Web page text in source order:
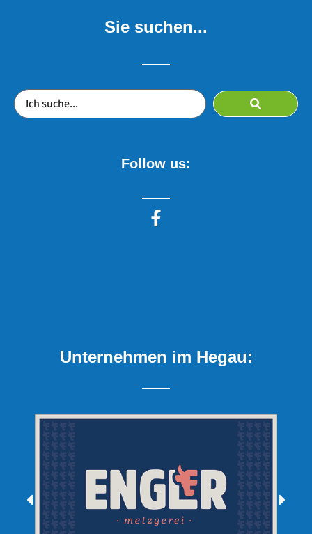
Sie suchen...
Follow us:
Unternehmen im Hegau: